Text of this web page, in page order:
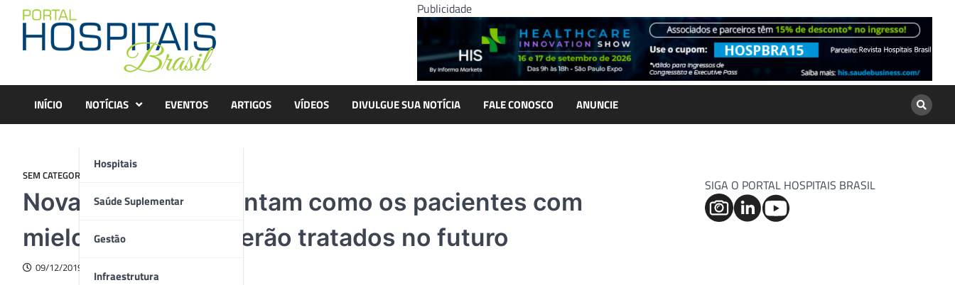
content
Publicidade
INÍCIO NOTÍCIAS
Hospitais
Saúde Suplementar
Gestão
Infraestrutura
EVENTOS ARTIGOS VÍDEOS DIVULGUE SUA NOTÍCIA FALE CONOSCO ANUNCIE
SEM CATEGORIA
Novas terapias apontam como os pacientes com
mieloma múltiplo serão tratados no futuro
09/12/2019
SIGA O PORTAL HOSPITAIS BRASIL